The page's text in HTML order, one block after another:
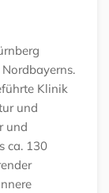
Klinik
und
und
ca. 130